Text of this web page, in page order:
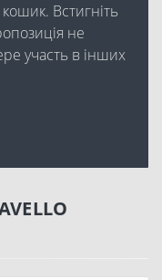
Встигніть
не
участь в інших